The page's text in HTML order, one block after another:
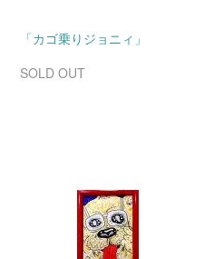
「カゴ乗りジョニィ」
SOLD OUT